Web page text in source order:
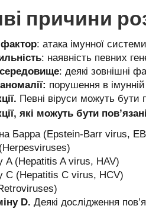
причини
: атака імунної
: наявність певних
: деякі зовнішні
порушення в
Певні віруси можуть бути
які можуть бути
Барра (Epstein-Barr virus,
A (Hepatitis A virus, HAV)
C (Hepatitis C virus, HCV)
D. Деякі дослідження